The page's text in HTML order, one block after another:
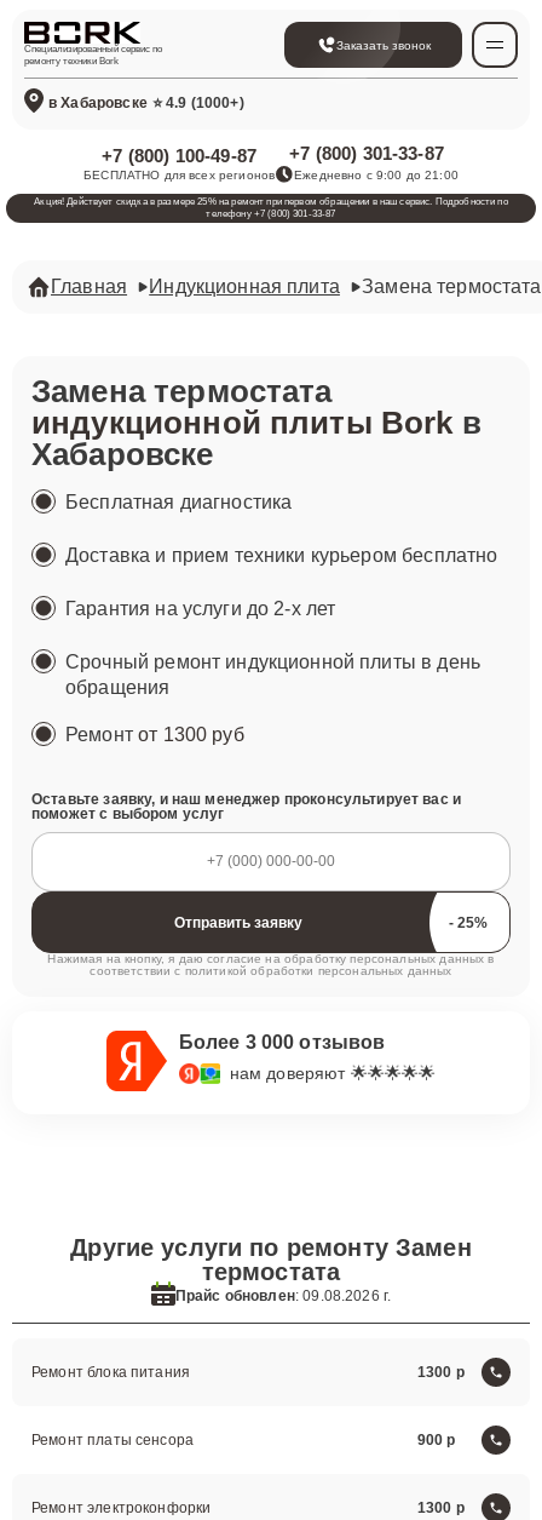
Специализированный сервис по
ремонту техники Bork
Заказать звонок
в Хабаровске ⭐ 4.9 (1000+)
+7 (800) 100-49-87
БЕСПЛАТНО для всех регионов
+7 (800) 301-33-87
Ежедневно с 9:00 до 21:00
Акция! Действует скидка в размере 25% на ремонт при первом обращении в наш сервис. Подробности по
телефону +7 (800) 301-33-87
Главная Индукционная плита Замена термостата
Замена термостата
индукционной плиты Borkв
Хабаровске
Бесплатная диагностика
Доставка и прием техники курьером бесплатно
Гарантия на услуги до 2-х лет
Срочный ремонт индукционной плиты в день
обращения
Ремонтот 1300 руб
Оставьте заявку, и наш менеджер проконсультирует вас и
поможет с выбором услуг
Отправить заявку
Нажимая на кнопку, я даю согласие на обработку персональных данных в
соответствии с политикой обработки персональных данных
Более 3 000 отзывов
нам доверяют 🌟🌟🌟🌟🌟
Другие услуги по ремонту Замен
термостата
Прайс обновлен: 09.08.2026 г.
Ремонт блока питания 1300
Ремонт платы сенсора 900
Ремонт электроконфорки 1300